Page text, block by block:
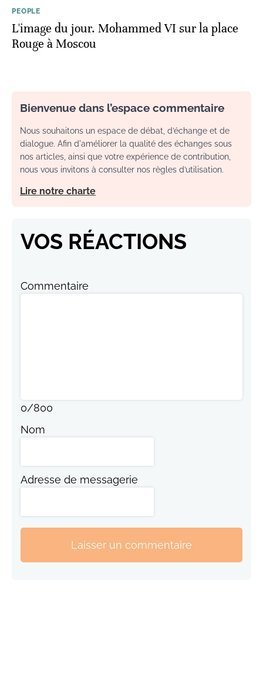
PEOPLE
L'image du jour. Mohammed VI sur la place
Rouge à Moscou
Bienvenue dans l’espace commentaire
Nous souhaitons un espace de débat, d’échange et de
dialogue. Afin d'améliorer la qualité des échanges sous
nos articles, ainsi que votre expérience de contribution,
nous vous invitons à consulter nos règles d’utilisation.
Lire notre charte
VOS RÉACTIONS
Commentaire
0/800
Nom
Adresse de messagerie
Laisser un commentaire